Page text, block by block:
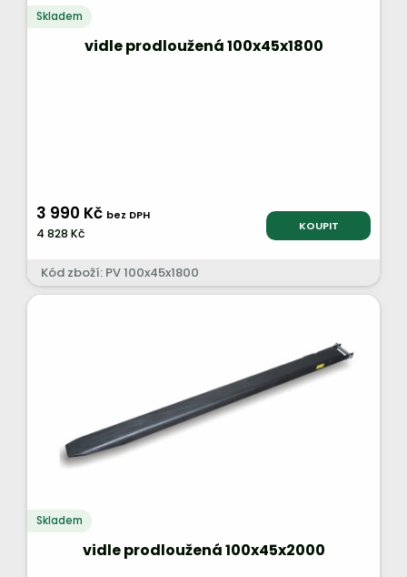
Skladem
vidle prodloužená 100x45x1800
3 990 Kč bez DPH
4 828 Kč KOUPIT
Kód zboží: PV 100x45x1800
Skladem
vidle prodloužená 100x45x2000